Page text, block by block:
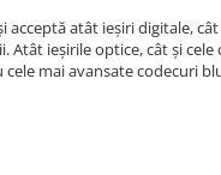
atât ieșiri digitale,
ieșirile optice, cât și cele
cele mai avansate codecuri